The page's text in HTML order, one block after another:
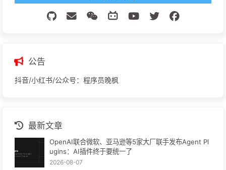
公告
抖音/小红书/公众号：程序员晚枫
最新文章
OpenAI联合微软、亚马逊等5家大厂联手发布Agent Pl
ugins：AI插件终于要统一了
2026-08-07